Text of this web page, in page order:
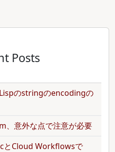
Posts
のstringのencodingの
、意外な点で注意が必要
とCloud Workflowsで